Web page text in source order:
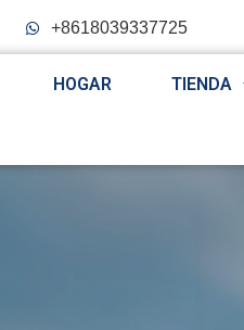
+8618039337725
HOGAR TIENDA